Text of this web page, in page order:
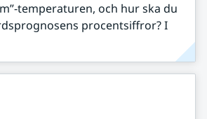
temperaturen, och hur ska du
procentsiffror? I